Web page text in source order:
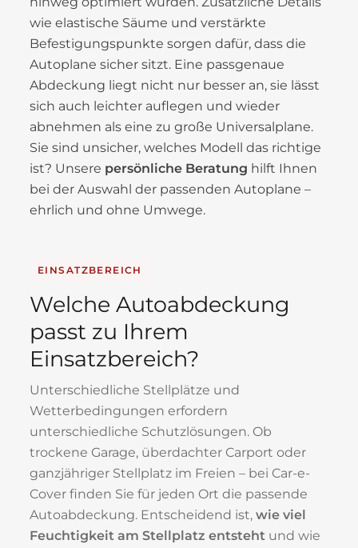
wie elastische Säume und verstärkte
Befestigungspunkte sorgen dafür, dass die
Autoplane sicher sitzt. Eine passgenaue
Abdeckung liegt nicht nur besser an, sie lässt
sich auch leichter auflegen und wieder
abnehmen als eine zu große Universalplane.
Sie sind unsicher, welches Modell das richtige
ist? Unsere persönliche Beratung hilft Ihnen
bei der Auswahl der passenden Autoplane –
ehrlich und ohne Umwege.
EINSATZBEREICH
Welche Autoabdeckung
passt zu Ihrem
Einsatzbereich?
Unterschiedliche Stellplätze und
Wetterbedingungen erfordern
unterschiedliche Schutzlösungen. Ob
trockene Garage, überdachter Carport oder
ganzjähriger Stellplatz im Freien – bei Car-e-
Cover finden Sie für jeden Ort die passende
Autoabdeckung. Entscheidend ist, wie viel
Feuchtigkeit am Stellplatz entsteht und wie